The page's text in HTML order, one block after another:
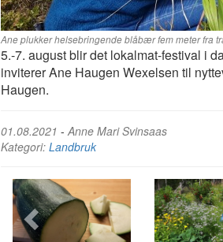
Ane plukker helsebringende blåbær fem meter fra
5.-7. august blir det lokalmat-festival i
inviterer Ane Haugen Wexelsen til
Haugen.
01.08.2021 -Anne Mari Svinsaas
Kategori: Landbruk